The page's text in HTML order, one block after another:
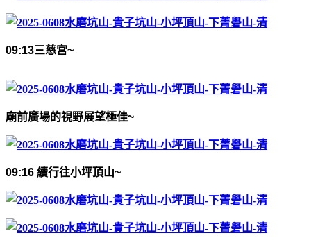
09:13三慈宮~
廟前廣場的視野展望極佳~
09:16 續行往小坪頂山~